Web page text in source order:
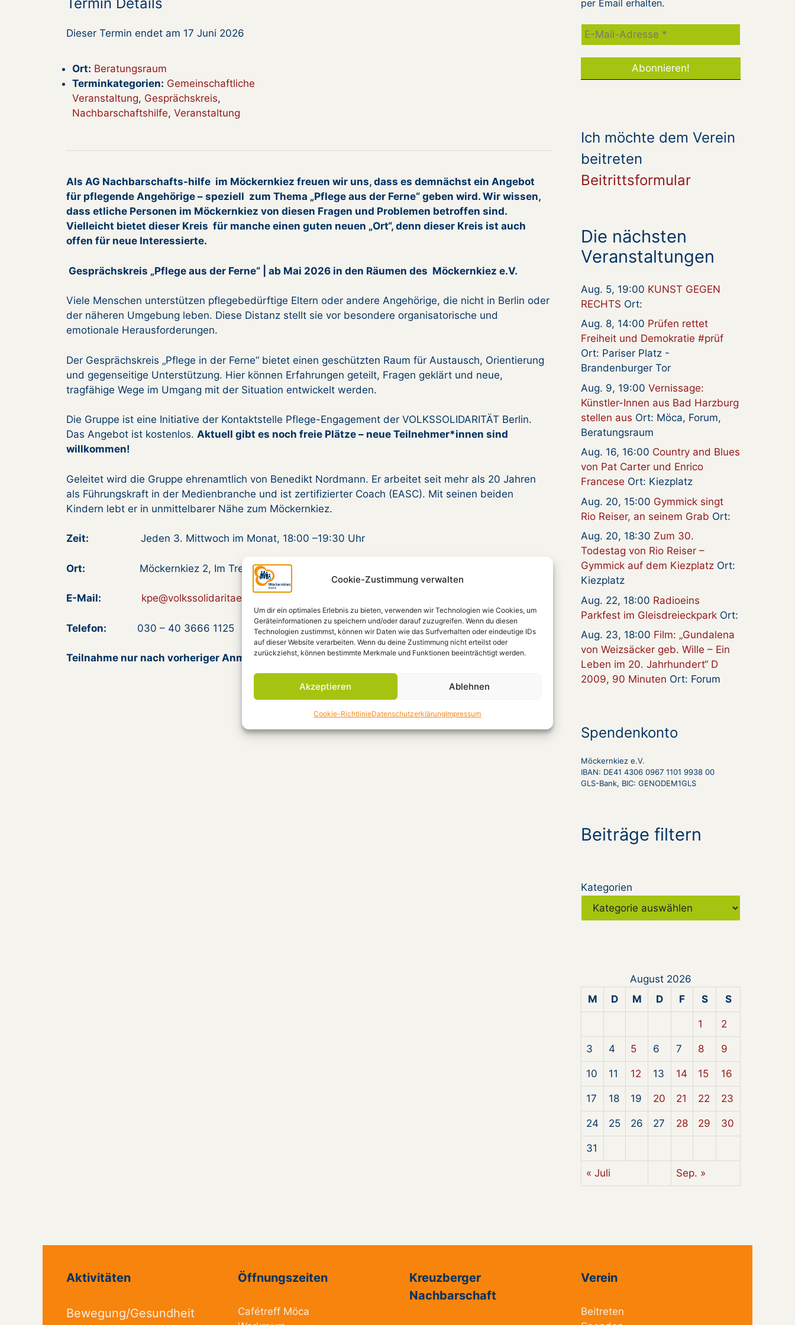
Cookie-Zustimmung verwalten
Um dir ein optimales Erlebnis zu bieten, verwenden wir Technologien wie Cookies, um
Geräteinformationen zu speichern und/oder darauf zuzugreifen. Wenn du diesen
Technologien zustimmst, können wir Daten wie das Surfverhalten oder eindeutige IDs
auf dieser Website verarbeiten. Wenn du deine Zustimmung nicht erteilst oder
zurückziehst, können bestimmte Merkmale und Funktionen beeinträchtigt werden.
Akzeptieren Ablehnen
Cookie-RichtlinieDatenschutzerklärungImpressum
Dieser Termin endet am 17 Juni 2026
Ort: Beratungsraum
Terminkategorien: Gemeinschaftliche
Veranstaltung, Gesprächskreis,
Nachbarschaftshilfe, Veranstaltung
Als AG Nachbarschafts-hilfe im Möckernkiez freuen wir uns, dass es demnächst ein Angebot
für pflegende Angehörige – speziell zum Thema „Pflege aus der Ferne“ geben wird. Wir wissen,
dass etliche Personen im Möckernkiez von diesen Fragen und Problemen betroffen sind.
Vielleicht bietet dieser Kreis für manche einen guten neuen „Ort“, denn dieser Kreis ist auch
offen für neue Interessierte.
Gesprächskreis „Pflege aus der Ferne“ | ab Mai 2026 in den Räumen des Möckernkiez e.V.
Viele Menschen unterstützen pflegebedürftige Eltern oder andere Angehörige, die nicht in Berlin oder
der näheren Umgebung leben. Diese Distanz stellt sie vor besondere organisatorische und
emotionale Herausforderungen.
Der Gesprächskreis „Pflege in der Ferne“ bietet einen geschützten Raum für Austausch, Orientierung
und gegenseitige Unterstützung. Hier können Erfahrungen geteilt, Fragen geklärt und neue,
tragfähige Wege im Umgang mit der Situation entwickelt werden.
Die Gruppe ist eine Initiative der Kontaktstelle Pflege-Engagement der VOLKSSOLIDARITÄT Berlin.
Das Angebot ist kostenlos. Aktuell gibt es noch freie Plätze – neue Teilnehmer*innen sind
willkommen!
Geleitet wird die Gruppe ehrenamtlich von Benedikt Nordmann. Er arbeitet seit mehr als 20 Jahren
als Führungskraft in der Medienbranche und ist zertifizierter Coach (EASC). Mit seinen beiden
Kindern lebt er in unmittelbarer Nähe zum Möckernkiez.
Zeit: Jeden 3. Mittwoch im Monat, 18:00 –19:30 Uhr
Ort: Möckernkiez 2, Im Treffpunkt, Besprechungsraum
E-Mail: kpe@volkssolidaritaet.de
Telefon: 030 – 40 3666 1125
Teilnahme nur nach vorheriger Anmeldung.
per Email erhalten.
Ich möchte dem Verein
beitreten
Beitrittsformular
Die nächsten
Veranstaltungen
Aug. 5, 19:00 KUNST GEGEN
RECHTS Ort:
Aug. 8, 14:00 Prüfen rettet
Freiheit und Demokratie #prüf
Ort: Pariser Platz -
Brandenburger Tor
Aug. 9, 19:00 Vernissage:
Künstler-Innen aus Bad Harzburg
stellen aus Ort: Möca, Forum,
Beratungsraum
Aug. 16, 16:00 Country and Blues
von Pat Carter und Enrico
Francese Ort: Kiezplatz
Aug. 20, 15:00 Gymmick singt
Rio Reiser, an seinem Grab Ort:
Aug. 20, 18:30 Zum 30.
Todestag von Rio Reiser –
Gymmick auf dem Kiezplatz Ort:
Kiezplatz
Aug. 22, 18:00 Radioeins
Parkfest im Gleisdreieckpark Ort:
Aug. 23, 18:00 Film: „Gundalena
von Weizsäcker geb. Wille – Ein
Leben im 20. Jahrhundert“ D
2009, 90 Minuten Ort: Forum
Spendenkonto
Möckernkiez e.V.
IBAN: DE41 4306 0967 1101 9938 00
GLS-Bank, BIC: GENODEM1GLS
Beiträge filtern
Kategorien
August 2026
M
D M D F S S
1 2
3 4 5 6 7 8 9
10 11 12 13 14 15 16
17 18 19 20 21 22 23
24 25 26 27 28 29 30
31
« Juli Sep. »
Aktivitäten
Bewegung/Gesundheit
Öffnungszeiten
Cafétreff Möca
Kreuzberger
Nachbarschaft
Verein
Beitreten